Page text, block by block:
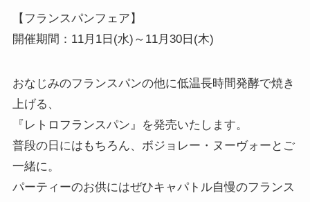
【フランスパンフェア】
開催期間：11月1日(水)～11月30日(木)
おなじみのフランスパンの他に低温長時間発酵で焼き
上げる、
『レトロフランスパン』を発売いたします。
普段の日にはもちろん、ボジョレー・ヌーヴォーとご
一緒に。
パーティーのお供にはぜひキャパトル自慢のフランス